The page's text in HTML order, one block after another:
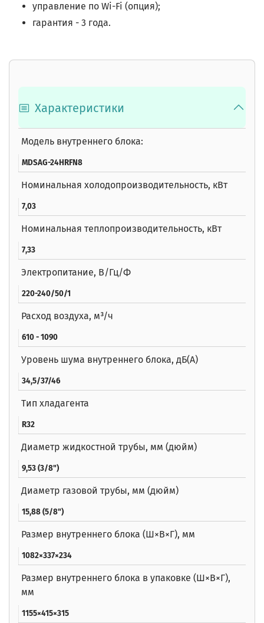
управление по Wi-Fi (опция);
гарантия - 3 года.
Характеристики
Модель внутреннего блока:
MDSAG-24HRFN8
Номинальная холодопроизводительность, кВт
7,03
Номинальная теплопроизводительность, кВт
7,33
Электропитание, В/Гц/Ф
220-240/50/1
Расход воздуха, м³/ч
610 - 1090
Уровень шума внутреннего блока, дБ(А)
34,5/37/46
Тип хладагента
R32
Диаметр жидкостной трубы, мм (дюйм)
9,53 (3/8")
Диаметр газовой трубы, мм (дюйм)
15,88 (5/8")
Размер внутреннего блока (Ш×В×Г), мм
1082×337×234
Размер внутреннего блока в упаковке (Ш×В×Г),
мм
1155×415×315